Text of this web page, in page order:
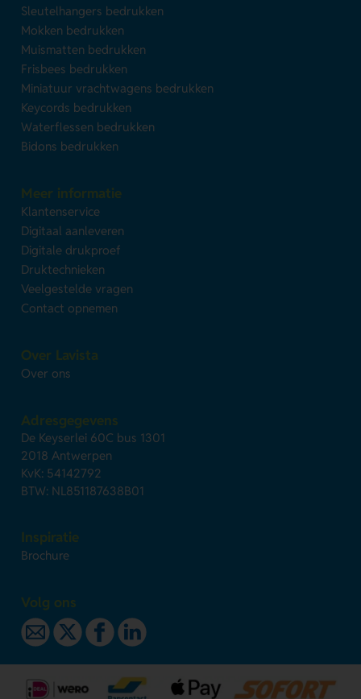
Sleutelhangers bedrukken
Mokken bedrukken
Muismatten bedrukken
Frisbees bedrukken
Miniatuur vrachtwagens bedrukken
Keycords bedrukken
Waterflessen bedrukken
Bidons bedrukken
Meer informatie
Klantenservice
Digitaal aanleveren
Digitale drukproef
Druktechnieken
Veelgestelde vragen
Contact opnemen
Over Lavista
Over ons
Adresgegevens
De Keyserlei 60C bus 1301
2018 Antwerpen
KvK: 54142792
BTW: NL851187638B01
Inspiratie
Brochure
Volg ons